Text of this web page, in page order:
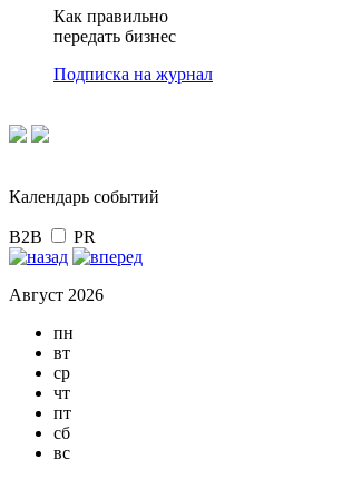
Как правильно
передать бизнес
Подписка на журнал
Календарь событий
B2B PR
Август 2026
пн
вт
ср
чт
пт
сб
вс